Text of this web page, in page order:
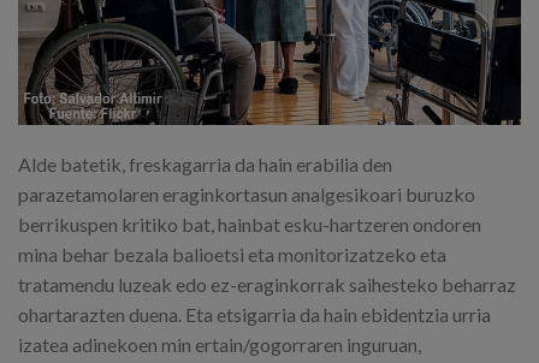
Alde batetik, freskagarria da hain erabilia den
parazetamolaren eraginkortasun analgesikoari buruzko
berrikuspen kritiko bat, hainbat esku-hartzeren ondoren
mina behar bezala balioetsi eta monitorizatzeko eta
tratamendu luzeak edo ez-eraginkorrak saihesteko beharraz
ohartarazten duena. Eta etsigarria da hain ebidentzia urria
izatea adinekoen min ertain/gogorraren inguruan,